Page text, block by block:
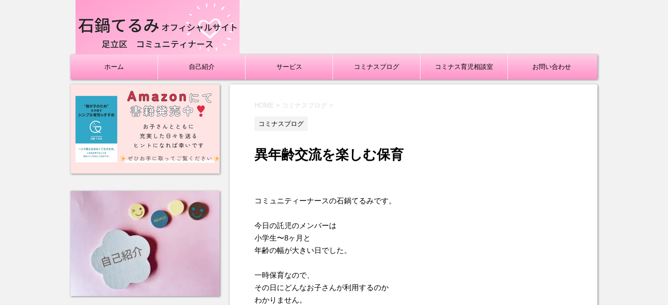
ホーム 自己紹介 サービス コミナスブログ コミナス育児相談室 お問い合わせ
HOME > コミナスブログ >
コミナスブログ
異年齢交流を楽しむ保育
コミュニティーナースの石鍋てるみです。
今日の託児のメンバーは
小学生〜8ヶ月と
年齢の幅が大きい日でした。
一時保育なので、
その日にどんなお子さんが利用するのか
わかりません。